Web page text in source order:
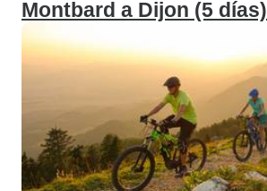
Montbard a Dijon (5 días)